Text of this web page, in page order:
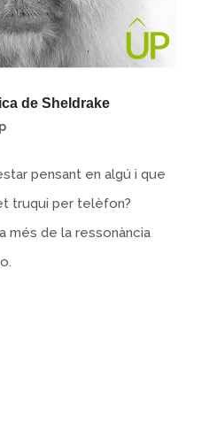
de Sheldrake
pensant en algú i que
truqui per telèfon?
més de la ressonància